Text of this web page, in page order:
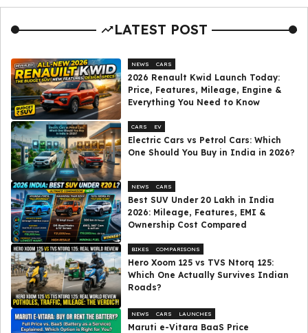
LATEST POST
NEWS CARS
2026 Renault Kwid Launch Today:
Price, Features, Mileage, Engine &
Everything You Need to Know
CARS EV
Electric Cars vs Petrol Cars: Which
One Should You Buy in India in 2026?
NEWS CARS
Best SUV Under ₹20 Lakh in India
2026: Mileage, Features, EMI &
Ownership Cost Compared
BIKES COMPARISONS
Hero Xoom 125 vs TVS Ntorq 125:
Which One Actually Survives Indian
Roads?
NEWS CARS LAUNCHES
Maruti e-Vitara BaaS Price